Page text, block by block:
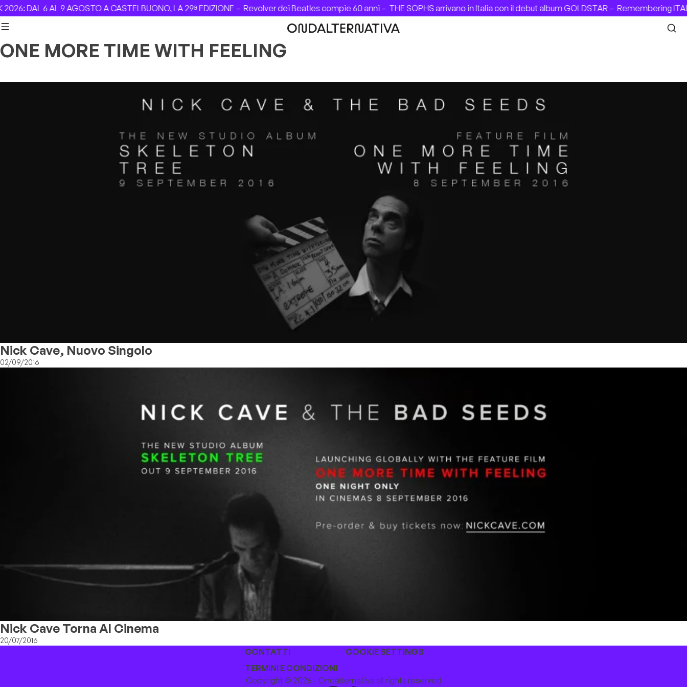
Skip to content
DAL 6 AL 9 AGOSTO A CASTELBUONO, LA 29ª EDIZIONE –Revolver dei Beatles compie 60 anni –THE SOPHS arrivano in Italia con il debut album GOLDSTAR –Remembering
ONE MORE TIME WITH FEELING
Nick Cave, Nuovo Singolo
02/09/2016
Nick Cave Torna Al Cinema
20/07/2016
CONTATTI
COOKIE SETTINGS
TERMINI E CONDIZIONI
Copyright © 2026 - Ondalternativa all rights reserved